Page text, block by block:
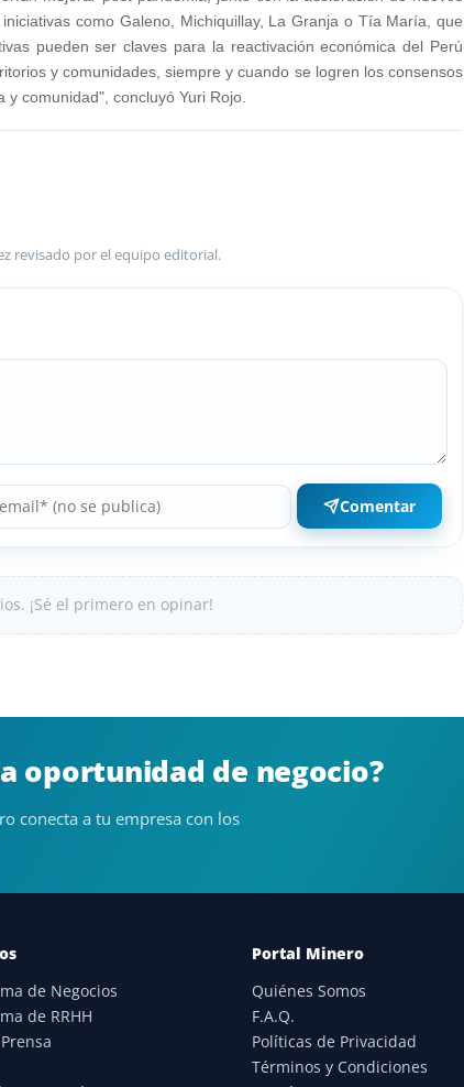
como Galeno, Michiquillay, La Granja o Tía María, que
pueden ser claves para la reactivación económica del Perú
y comunidades, siempre y cuando se logren los consensos
comunidad", concluyó Yuri Rojo.
revisado por el equipo editorial.
Comentar
¡Sé el primero en opinar!
oportunidad de negocio?
conecta a tu empresa con los
de Negocios
de RRHH
Portal Minero
Quiénes Somos
F.A.Q.
Políticas de Privacidad
Términos y Condiciones